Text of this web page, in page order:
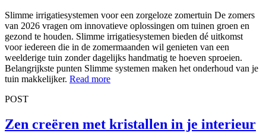
Slimme irrigatiesystemen voor een zorgeloze zomertuin De zomers
van 2026 vragen om innovatieve oplossingen om tuinen groen en
gezond te houden. Slimme irrigatiesystemen bieden dé uitkomst
voor iedereen die in de zomermaanden wil genieten van een
weelderige tuin zonder dagelijks handmatig te hoeven sproeien.
Belangrijkste punten Slimme systemen maken het onderhoud van je
tuin makkelijker. Read more
POST
Zen creëren met kristallen in je interieur